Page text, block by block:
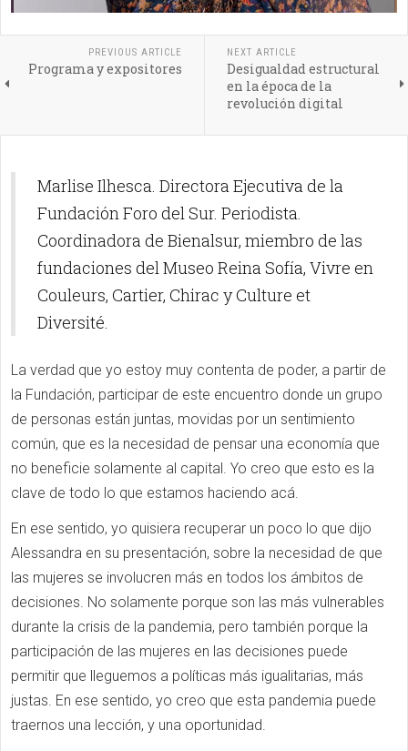
PREVIOUS ARTICLE
Programa y expositores
NEXT ARTICLE
Desigualdad estructural
en la época de la
revolución digital
Marlise Ilhesca. Directora Ejecutiva de la
Fundación Foro del Sur. Periodista.
Coordinadora de Bienalsur, miembro de las
fundaciones del Museo Reina Sofía, Vivre en
Couleurs, Cartier, Chirac y Culture et
Diversité.
La verdad que yo estoy muy contenta de poder, a partir de
la Fundación, participar de este encuentro donde un grupo
de personas están juntas, movidas por un sentimiento
común, que es la necesidad de pensar una economía que
no beneficie solamente al capital. Yo creo que esto es la
clave de todo lo que estamos haciendo acá.
En ese sentido, yo quisiera recuperar un poco lo que dijo
Alessandra en su presentación, sobre la necesidad de que
las mujeres se involucren más en todos los ámbitos de
decisiones. No solamente porque son las más vulnerables
durante la crisis de la pandemia, pero también porque la
participación de las mujeres en las decisiones puede
permitir que lleguemos a políticas más igualitarias, más
justas. En ese sentido, yo creo que esta pandemia puede
traernos una lección, y una oportunidad.